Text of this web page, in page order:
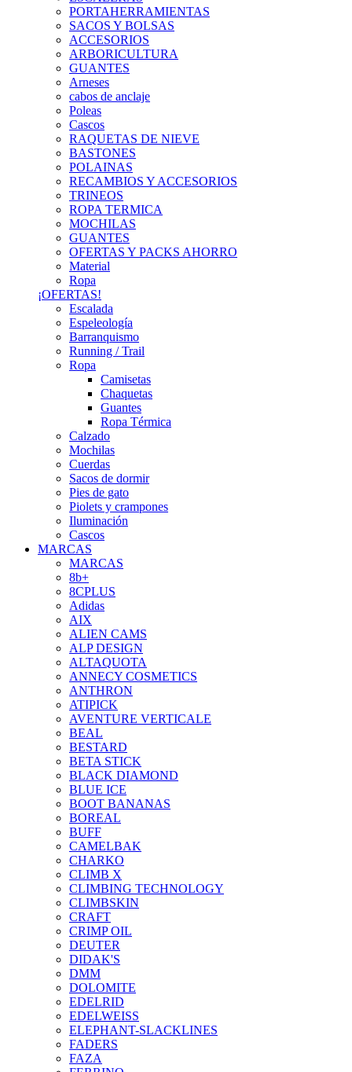
PORTAHERRAMIENTAS
SACOS Y BOLSAS
ACCESORIOS
ARBORICULTURA
GUANTES
Arneses
cabos de anclaje
Poleas
Cascos
RAQUETAS DE NIEVE
BASTONES
POLAINAS
RECAMBIOS Y ACCESORIOS
TRINEOS
ROPA TERMICA
MOCHILAS
GUANTES
OFERTAS Y PACKS AHORRO
Material
Ropa
¡OFERTAS!
Escalada
Espeleología
Barranquismo
Running / Trail
Ropa
Camisetas
Chaquetas
Guantes
Ropa Térmica
Calzado
Mochilas
Cuerdas
Sacos de dormir
Pies de gato
Piolets y crampones
Iluminación
Cascos
MARCAS
MARCAS
8b+
8CPLUS
Adidas
AIX
ALIEN CAMS
ALP DESIGN
ALTAQUOTA
ANNECY COSMETICS
ANTHRON
ATIPICK
AVENTURE VERTICALE
BEAL
BESTARD
BETA STICK
BLACK DIAMOND
BLUE ICE
BOOT BANANAS
BOREAL
BUFF
CAMELBAK
CHARKO
CLIMB X
CLIMBING TECHNOLOGY
CLIMBSKIN
CRAFT
CRIMP OIL
DEUTER
DIDAK'S
DMM
DOLOMITE
EDELRID
EDELWEISS
ELEPHANT-SLACKLINES
FADERS
FAZA